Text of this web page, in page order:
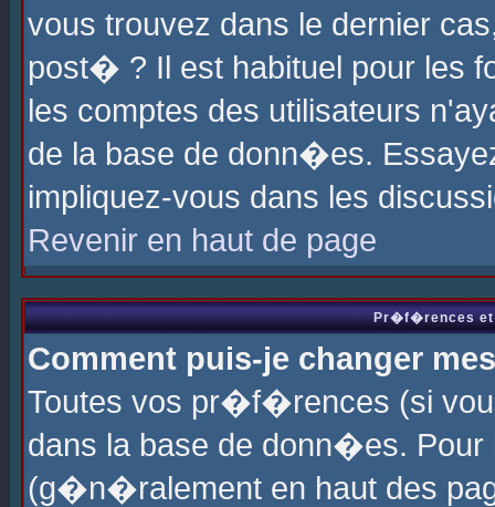
vous trouvez dans le dernier
post� ? Il est habituel pour les
les comptes des utilisateurs
de la base de donn�es.
impliquez-vous dans les
Revenir en haut de page
Pr�f�rences et
Comment puis-je changer
Toutes vos pr�f�rences (si
dans la base de donn�es.
(g�n�ralement en haut des